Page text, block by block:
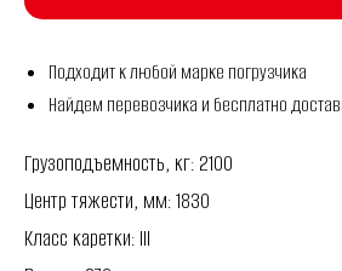
Подходит к любой марке погрузчика
Найдем перевозчика и бесплатно
Грузоподъемность, кг: 2100
Центр тяжести, мм: 1830
Класс каретки: III